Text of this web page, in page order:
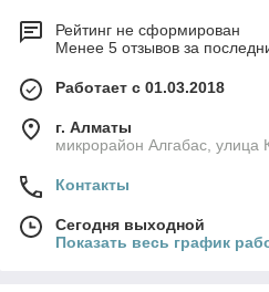
Рейтинг не сформирован
Менее 5 отзывов за
Работает с 01.03.2018
г. Алматы
микрорайон Алгабас, улица
Контакты
Сегодня выходной
Показать весь график